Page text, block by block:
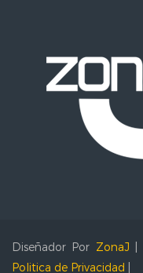
Diseñador Por ZonaJ
Politica de Privacidad